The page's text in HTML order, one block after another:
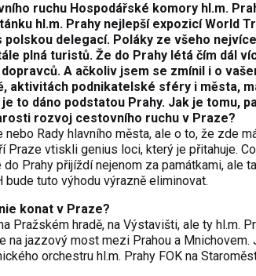
ruchu Hospodářské komory hl.m.
hl.m. Prahy nejlepší expozicí World
polskou delegací. Poláky ze všeho
plná turistů. Že do Prahy létá čím dál
A ačkoliv jsem se zmínil i o
aktivitách podnikatelské sféry i města,
to dáno podstatou Prahy. Jak je tomu,
rozvoj cestovního ruchu v Praze?
Rady hlavního města, ale o to, že zde
Praze vtiskli genius loci, který je přitahuje.
Prahy přijíždí nejenom za památkami, ale
tuto výhodu výrazně eliminovat.
konat v Praze?
Pražském hradě, na Výstavišti, ale ty hl.m.
na jazzový most mezi Prahou a Mnichovem.
orchestru hl.m. Prahy FOK na